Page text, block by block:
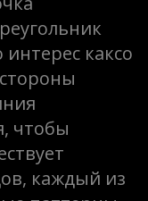
интерес каксо
чтобы
каждый из